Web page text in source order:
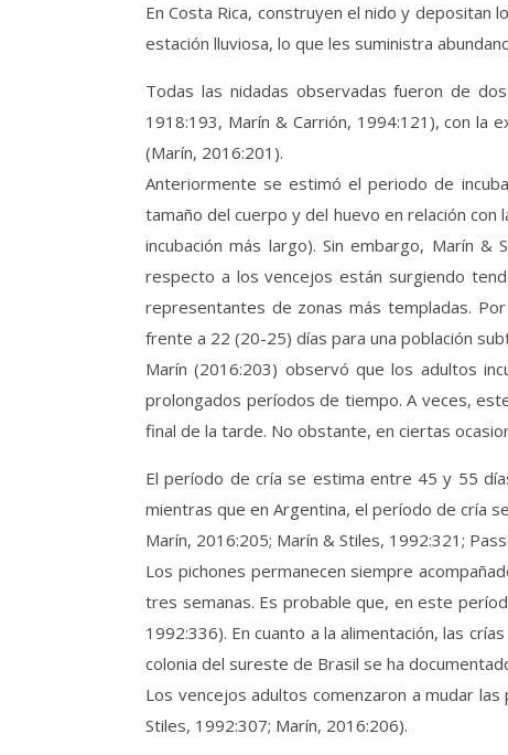
En Costa Rica, construyen el nido y depositan
estación lluviosa, lo que les suministra
Todas las nidadas observadas fueron de
1918:193, Marín & Carrión, 1994:121), con la
(Marín, 2016:201).
Anteriormente se estimó el periodo de
tamaño del cuerpo y del huevo en relación
incubación más largo). Sin embargo, Marín
respecto a los vencejos están surgiendo
representantes de zonas más templadas.
frente a 22 (20-25) días para una población
Marín (2016:203) observó que los adultos
prolongados períodos de tiempo. A veces,
final de la tarde. No obstante, en ciertas
El período de cría se estima entre 45 y 55
mientras que en Argentina, el período de cría
Marín, 2016:205; Marín & Stiles, 1992:321;
Los pichones permanecen siempre
tres semanas. Es probable que, en este
1992:336). En cuanto a la alimentación, las
colonia del sureste de Brasil se ha
Los vencejos adultos comenzaron a mudar
Stiles, 1992:307; Marín, 2016:206).